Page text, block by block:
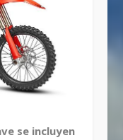
se incluyen